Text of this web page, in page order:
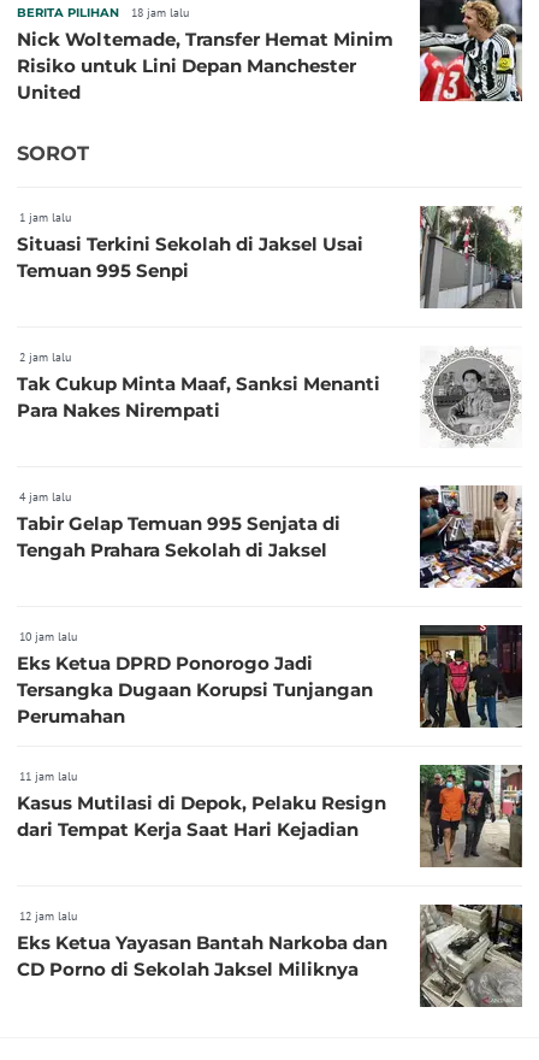
BERITA PILIHAN 18 jam lalu
Nick Woltemade, Transfer Hemat Minim
Risiko untuk Lini Depan Manchester
United
SOROT
1 jam lalu
Situasi Terkini Sekolah di Jaksel Usai
Temuan 995 Senpi
2 jam lalu
Tak Cukup Minta Maaf, Sanksi Menanti
Para Nakes Nirempati
4 jam lalu
Tabir Gelap Temuan 995 Senjata di
Tengah Prahara Sekolah di Jaksel
10 jam lalu
Eks Ketua DPRD Ponorogo Jadi
Tersangka Dugaan Korupsi Tunjangan
Perumahan
11 jam lalu
Kasus Mutilasi di Depok, Pelaku Resign
dari Tempat Kerja Saat Hari Kejadian
12 jam lalu
Eks Ketua Yayasan Bantah Narkoba dan
CD Porno di Sekolah Jaksel Miliknya